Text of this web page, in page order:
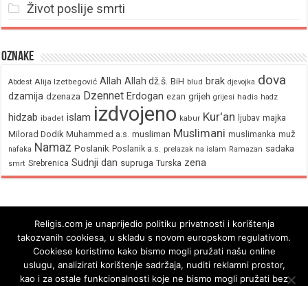
Život poslije smrti
Oznake
Abdest Alija Izetbegović Allah Allah dž.š. BiH blud brak djevojka dova
dzamija dzenaza Dzennet Erdogan ezan grijeh grijesi hadis hadz
hidzab ibadet islam izdvojeno kabur Kur'an ljubav majka
Milorad Dodik Muhammed a.s. musliman Muslimani muslimanka muž
nafaka Namaz Poslanik Poslanik a.s. prelazak na islam Ramazan sadaka
smrt Srebrenica Sudnji dan supruga Turska zena
Religis.com je unaprijedio politiku privatnosti i korištenja
takozvanih cookiesa, u skladu s novom europskom regulativom.
Cookiese koristimo kako bismo mogli pružati našu online
uslugu, analizirati korištenje sadržaja, nuditi reklamni prostor,
kao i za ostale funkcionalnosti koje ne bismo mogli pružati bez